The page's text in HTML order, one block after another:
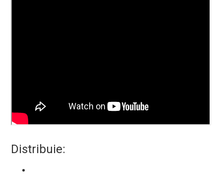
Distribuie: